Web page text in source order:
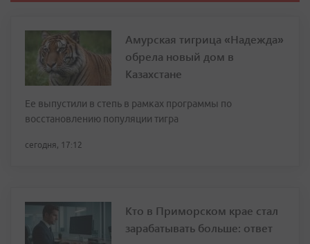
Амурская тигрица «Надежда»
обрела новый дом в
Казахстане
Ее выпустили в степь в рамках программы по
восстановлению популяции тигра
сегодня, 17:12
Кто в Приморском крае стал
зарабатывать больше: ответ